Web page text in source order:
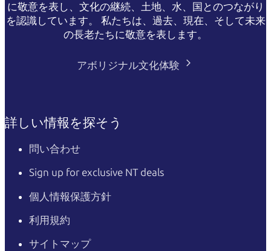
に敬意を表し、文化の継続、土地、水、国とのつながり
を認識しています。 私たちは、過去、現在、そして未来
の長老たちに敬意を表します。
アボリジナル文化体験
詳しい情報を探そう
問い合わせ
Sign up for exclusive NT deals
個人情報保護方針
利用規約
サイトマップ